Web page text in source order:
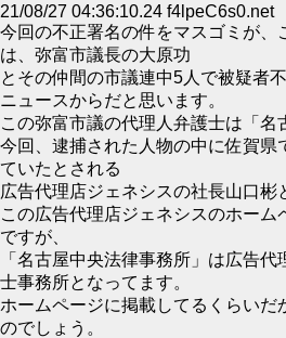
21/08/27 04:36:10.24 f4lpeC6s0.net
今回の不正署名の件をマスゴミが、
は、弥富市議長の大原功
とその仲間の市議連中5人で被疑者
ニュースからだと思います。
この弥富市議の代理人弁護士は「名
今回、逮捕された人物の中に佐賀県
ていたとされる
広告代理店ジェネシスの社長山口彬
この広告代理店ジェネシスのホー
ですが、
「名古屋中央法律事務所」は広告
士事務所となってます。
ホームページに掲載してるくらいだ
のでしょう。